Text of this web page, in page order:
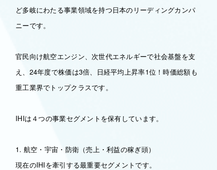
ど多岐にわたる事業領域を持つ日本のリーディングカンパ
ニーです。
官民向け航空エンジン、次世代エネルギーで社会基盤を支
え、24年度で株価は3倍、日経平均上昇率1位！時価総額も
重工業界でトップクラスです。
IHIは４つの事業セグメントを保有しています。
1. 航空・宇宙・防衛（売上・利益の稼ぎ頭）
現在のIHIを牽引する最重要セグメントです。